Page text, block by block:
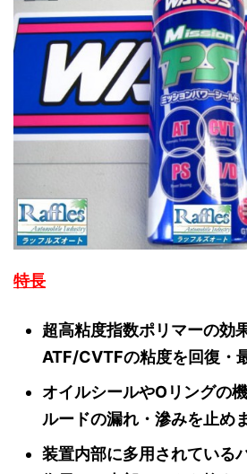
特長
超高粘度指数ポリマーの効
ATF/CVTFの粘度を回復・
オイルシールやOリングの
ルードの漏れ・滲みを止め
装置内部に多用されている